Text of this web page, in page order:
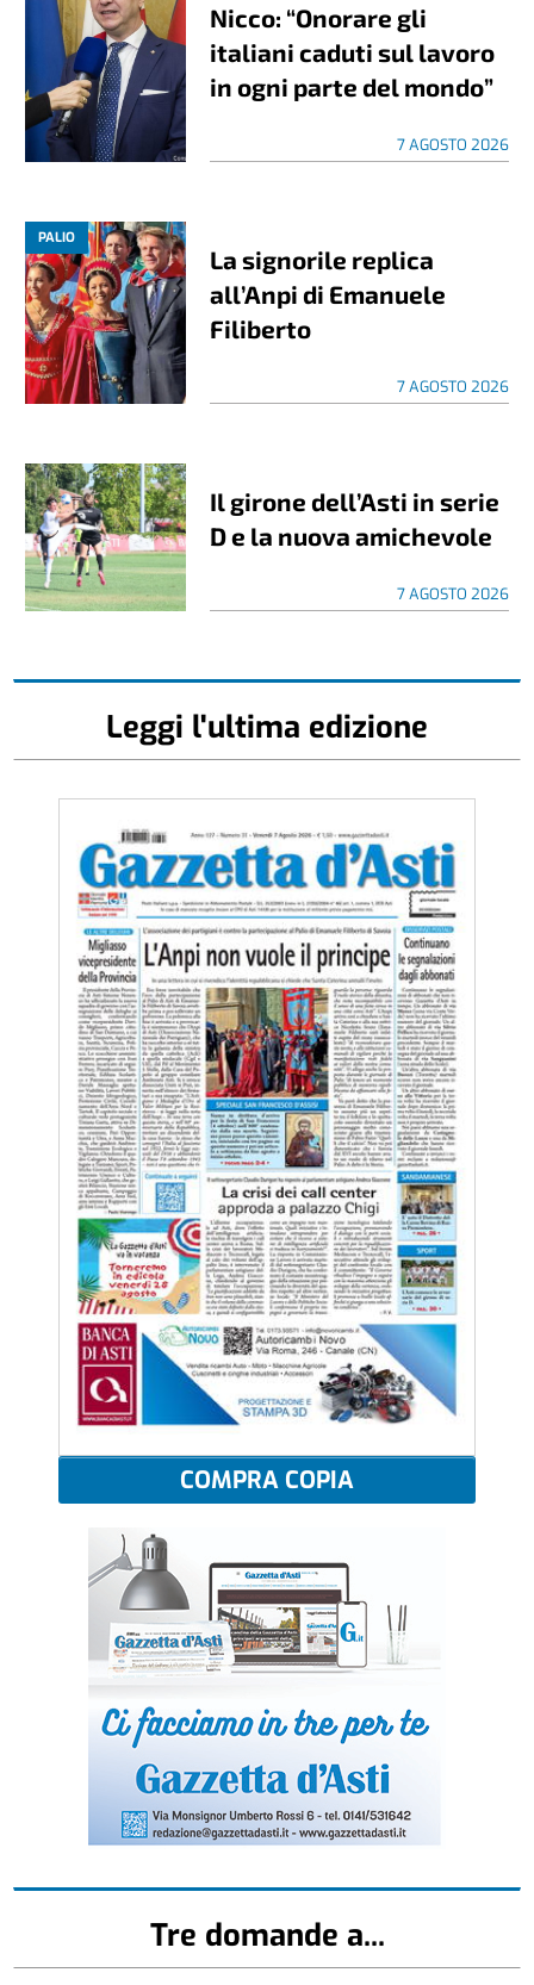
Nicco: “Onorare gli
italiani caduti sul lavoro
in ogni parte del mondo”
7 AGOSTO 2026
PALIO
La signorile replica
all’Anpi di Emanuele
Filiberto
7 AGOSTO 2026
Il girone dell’Asti in serie
D e la nuova amichevole
7 AGOSTO 2026
Leggi l'ultima edizione
COMPRA COPIA
Tre domande a...